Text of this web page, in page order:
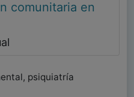
comunitaria en
psiquiatría